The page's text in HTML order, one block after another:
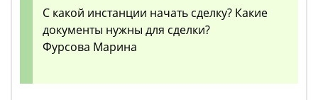
С какой инстанции начать сделку? Какие
документы нужны для сделки?
Фурсова Марина